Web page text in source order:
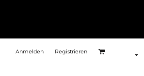
Anmelden Registrieren